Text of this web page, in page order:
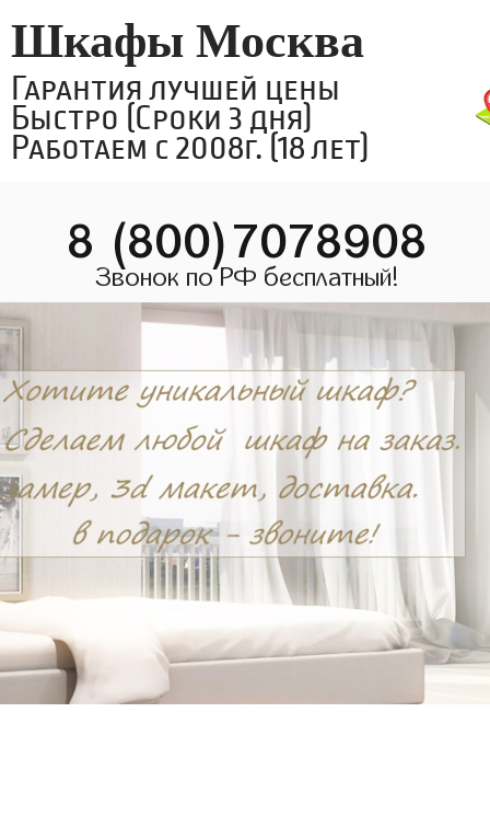
Шкафы Москва
Гарантия лучшей цены
Быстро (Сроки 3 дня)
Работаем с 2008г. (18 лет)
8 (800)7078908
Звонок по РФ бесплатный!